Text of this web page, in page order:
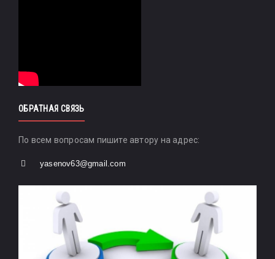
ОБРАТНАЯ СВЯЗЬ
По всем вопросам пишите автору на адрес:
yasenov63@gmail.com